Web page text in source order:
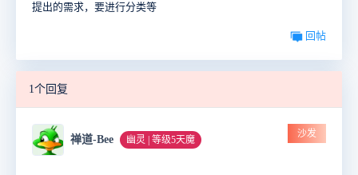
提出的需求，要进行分类等
回帖
1个回复
禅道-Bee 幽灵 | 等级5天魔
沙发